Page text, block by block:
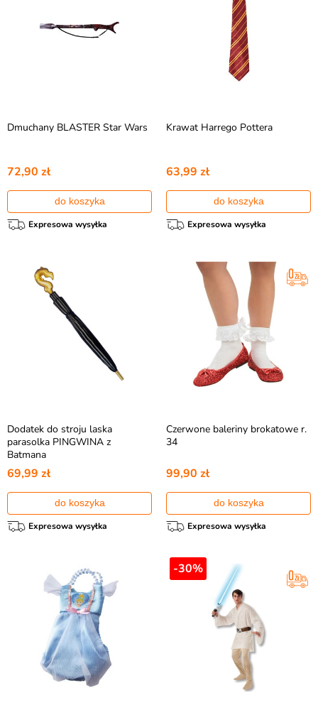
Dmuchany BLASTER Star Wars
72,90 zł
do koszyka
Expresowa wysyłka
Krawat Harrego Pottera
63,99 zł
do koszyka
Expresowa wysyłka
Dodatek do stroju laska
parasolka PINGWINA z
Batmana
69,99 zł
do koszyka
Expresowa wysyłka
Czerwone baleriny brokatowe r.
34
99,90 zł
do koszyka
Expresowa wysyłka
-30%